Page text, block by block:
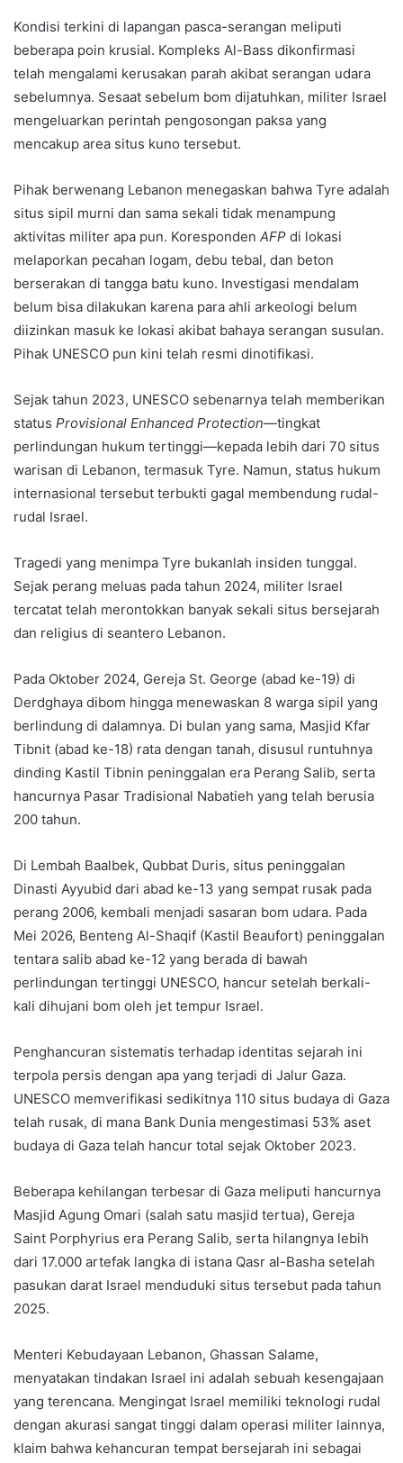
Kondisi terkini di lapangan pasca-serangan meliputi
beberapa poin krusial. Kompleks Al-Bass dikonfirmasi
telah mengalami kerusakan parah akibat serangan udara
sebelumnya. Sesaat sebelum bom dijatuhkan, militer Israel
mengeluarkan perintah pengosongan paksa yang
mencakup area situs kuno tersebut.
Pihak berwenang Lebanon menegaskan bahwa Tyre adalah
situs sipil murni dan sama sekali tidak menampung
aktivitas militer apa pun. Koresponden AFP di lokasi
melaporkan pecahan logam, debu tebal, dan beton
berserakan di tangga batu kuno. Investigasi mendalam
belum bisa dilakukan karena para ahli arkeologi belum
diizinkan masuk ke lokasi akibat bahaya serangan susulan.
Pihak UNESCO pun kini telah resmi dinotifikasi.
Sejak tahun 2023, UNESCO sebenarnya telah memberikan
status Provisional Enhanced Protection—tingkat
perlindungan hukum tertinggi—kepada lebih dari 70 situs
warisan di Lebanon, termasuk Tyre. Namun, status hukum
internasional tersebut terbukti gagal membendung rudal-
rudal Israel.
Tragedi yang menimpa Tyre bukanlah insiden tunggal.
Sejak perang meluas pada tahun 2024, militer Israel
tercatat telah merontokkan banyak sekali situs bersejarah
dan religius di seantero Lebanon.
Pada Oktober 2024, Gereja St. George (abad ke-19) di
Derdghaya dibom hingga menewaskan 8 warga sipil yang
berlindung di dalamnya. Di bulan yang sama, Masjid Kfar
Tibnit (abad ke-18) rata dengan tanah, disusul runtuhnya
dinding Kastil Tibnin peninggalan era Perang Salib, serta
hancurnya Pasar Tradisional Nabatieh yang telah berusia
200 tahun.
Di Lembah Baalbek, Qubbat Duris, situs peninggalan
Dinasti Ayyubid dari abad ke-13 yang sempat rusak pada
perang 2006, kembali menjadi sasaran bom udara. Pada
Mei 2026, Benteng Al-Shaqif (Kastil Beaufort) peninggalan
tentara salib abad ke-12 yang berada di bawah
perlindungan tertinggi UNESCO, hancur setelah berkali-
kali dihujani bom oleh jet tempur Israel.
Penghancuran sistematis terhadap identitas sejarah ini
terpola persis dengan apa yang terjadi di Jalur Gaza.
UNESCO memverifikasi sedikitnya 110 situs budaya di Gaza
telah rusak, di mana Bank Dunia mengestimasi 53% aset
budaya di Gaza telah hancur total sejak Oktober 2023.
Beberapa kehilangan terbesar di Gaza meliputi hancurnya
Masjid Agung Omari (salah satu masjid tertua), Gereja
Saint Porphyrius era Perang Salib, serta hilangnya lebih
dari 17.000 artefak langka di istana Qasr al-Basha setelah
pasukan darat Israel menduduki situs tersebut pada tahun
2025.
Menteri Kebudayaan Lebanon, Ghassan Salame,
menyatakan tindakan Israel ini adalah sebuah kesengajaan
yang terencana. Mengingat Israel memiliki teknologi rudal
dengan akurasi sangat tinggi dalam operasi militer lainnya,
klaim bahwa kehancuran tempat bersejarah ini sebagai